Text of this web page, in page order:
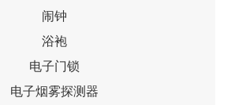
闹钟
浴袍
电子门锁
电子烟雾探测器